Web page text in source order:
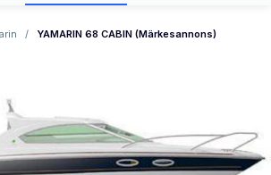
/ YAMARIN 68 CABIN (Märkesannons)